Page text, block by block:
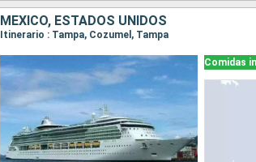
MÉXICO, ESTADOS UNIDOS
Itinerario : Tampa, Cozumel, Tampa
Comidas